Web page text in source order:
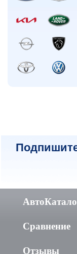
Сравнение
Отзывы